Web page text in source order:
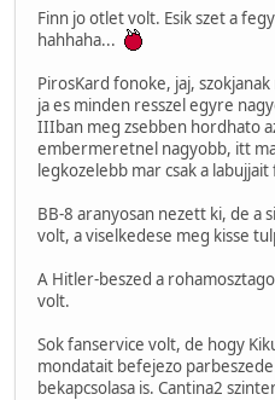
Finn jo otlet volt. Esik szet a
hahhaha...
PirosKard fonoke, jaj,
ja es minden resszel egyre
IIIban meg zsebben hordhato
embermeretnel nagyobb, itt
legkozelebb mar csak a
BB-8 aranyosan nezett ki, de a
volt, a viselkedese meg kisse
A Hitler-beszed a
volt.
Sok fanservice volt, de hogy
mondatait befejezo
bekapcsolasa is. Cantina2